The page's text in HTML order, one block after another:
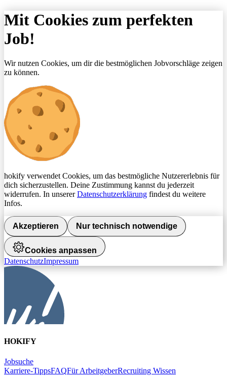
Mit Cookies zum perfekten
Job!
Wir nutzen Cookies, um dir die bestmöglichen Jobvorschläge zeigen
zu können.
hokify verwendet Cookies, um das bestmögliche Nutzererlebnis für
dich sicherzustellen. Deine Zustimmung kannst du jederzeit
widerrufen. In unsererDatenschutzerklärung findest du weitere
Infos.
Akzeptieren Nur technisch notwendige
Cookies anpassen
DatenschutzImpressum
HOKIFY
Jobsuche
Karriere-TippsFAQFür ArbeitgeberRecruiting Wissen